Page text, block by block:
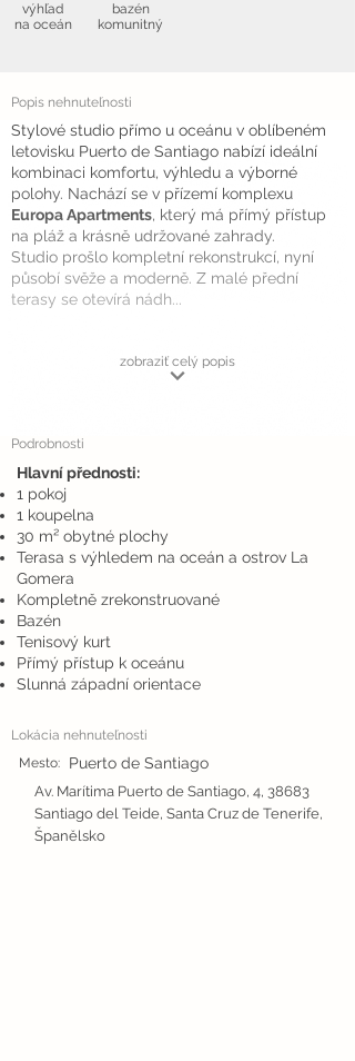
výhľad
na oceán
bazén
komunitný
Popis nehnuteľnosti
Stylové studio přímo u oceánu v oblíbeném
letovisku Puerto de Santiago nabízí ideální
kombinaci komfortu, výhledu a výborné
polohy. Nachází se v přízemí komplexu
Europa Apartments, který má přímý přístup
na pláž a krásně udržované zahrady.
Studio prošlo kompletní rekonstrukcí, nyní
působí svěže a moderně. Z malé přední
terasy se otevírá nádh...
zobraziť celý popis
Podrobnosti
Hlavní přednosti:
1 pokoj
1 koupelna
30 m² obytné plochy
Terasa s výhledem na oceán a ostrov La
Gomera
Kompletně zrekonstruované
Bazén
Tenisový kurt
Přímý přístup k oceánu
Slunná západní orientace
Lokácia nehnuteľnosti
Mesto:
Puerto de Santiago
Av. Marítima Puerto de Santiago, 4, 38683
Santiago del Teide, Santa Cruz de Tenerife,
Španělsko